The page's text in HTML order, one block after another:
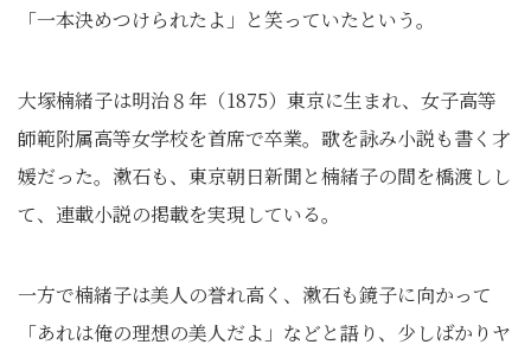
「一本決めつけられたよ」と笑っていたという。
大塚楠緒子は明治８年（1875）東京に生まれ、女子高等
師範附属高等女学校を首席で卒業。歌を詠み小説も書く才
媛だった。漱石も、東京朝日新聞と楠緒子の間を橋渡しし
て、連載小説の掲載を実現している。
一方で楠緒子は美人の誉れ高く、漱石も鏡子に向かって
「あれは俺の理想の美人だよ」などと語り、少しばかりヤ